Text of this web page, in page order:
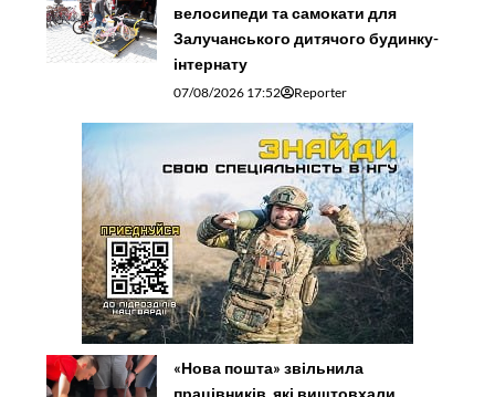
велосипеди та самокати для
Залучанського дитячого будинку-
інтернату
07/08/2026 17:52 Reporter
«Нова пошта» звільнила
працівників, які виштовхали